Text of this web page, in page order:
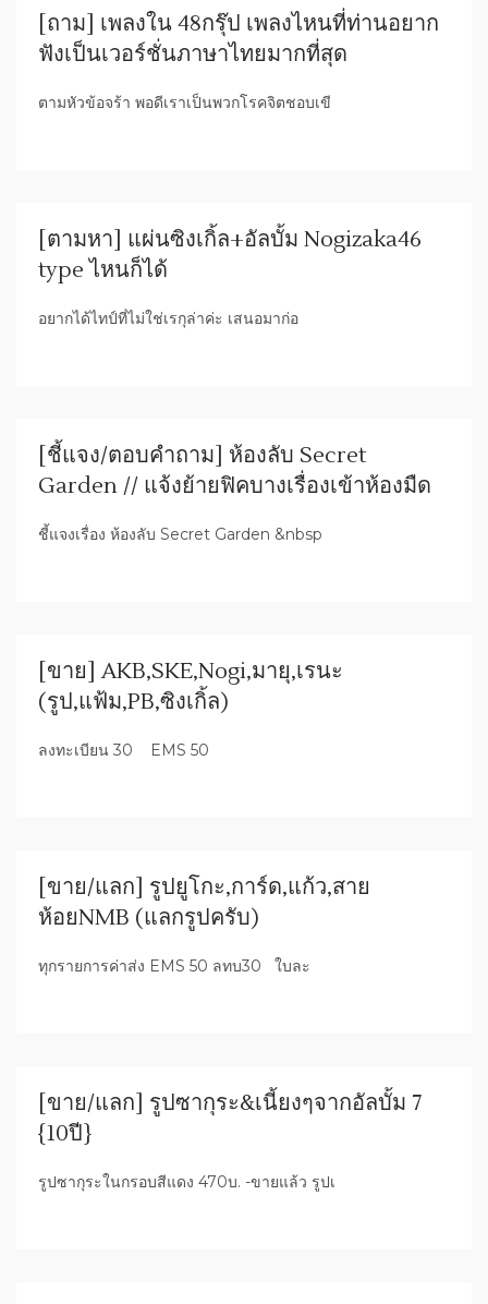
[ถาม] เพลงใน 48กรุ๊ป เพลงไหนที่ท่านอยาก
ฟังเป็นเวอร์ชั่นภาษาไทยมากที่สุด
ตามหัวข้อจร้า พอดีเราเป็นพวกโรคจิตชอบเขี
[ตามหา] แผ่นซิงเกิ้ล+อัลบั้ม Nogizaka46
type ไหนก็ได้
อยากได้ไทป์ที่ไม่ใช่เรกุล่าค่ะ เสนอมาก่อ
[ชี้แจง/ตอบคำถาม] ห้องลับ Secret
Garden // แจ้งย้ายฟิคบางเรื่องเข้าห้องมืด
ชี้แจงเรื่อง ห้องลับ Secret Garden &nbsp
[ขาย] AKB,SKE,Nogi,มายุ,เรนะ
(รูป,แฟ้ม,PB,ซิงเกิ้ล)
ลงทะเบียน 30 EMS 50
[ขาย/แลก] รูปยูโกะ,การ์ด,แก้ว,สาย
ห้อยNMB (แลกรูปครับ)
ทุกรายการค่าส่ง EMS 50 ลทบ30 ใบละ
[ขาย/แลก] รูปซากุระ&เนี้ยงๆจากอัลบั้ม 7
{10ปี}
รูปซากุระในกรอบสีแดง 470บ. -ขายแล้ว รูปเ